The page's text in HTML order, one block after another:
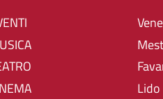
MUSICA